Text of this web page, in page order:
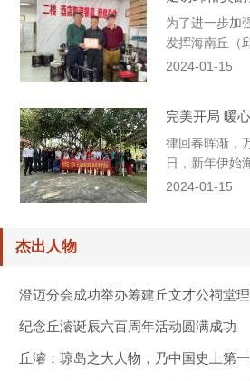
为了进一步加
发挥海南丘（
2024-01-15
完美开局 暖
律回春晖渐，
日，新年伊始
2024-01-15
杰出人物
澄迈分会成功举办筹建丘文才公祠堂
纪念丘濬诞辰六百周年活动圆满成功